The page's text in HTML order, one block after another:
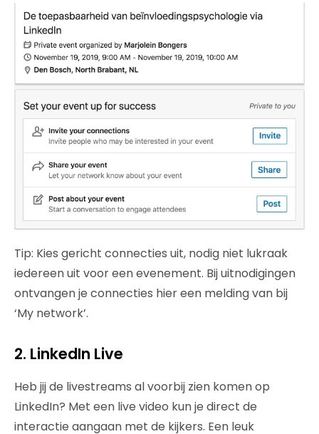
Tip: Kies gericht connecties uit, nodig niet lukraak
iedereen uit voor een evenement. Bij uitnodigingen
ontvangen je connecties hier een melding van bij
‘My network’.
2. LinkedIn Live
Heb jij de livestreams al voorbij zien komen op
LinkedIn? Met een live video kun je direct de
interactie aangaan met de kijkers. Een leuk